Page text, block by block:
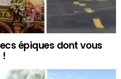
épiques dont vous